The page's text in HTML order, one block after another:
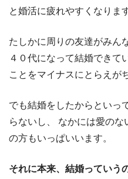
と婚活に疲れやすくなりま
たしかに周りの友達がみん
４０代になって結婚できて
ことをマイナスにとらえが
でも結婚をしたからといっ
らないし、
なかには愛のな
の方もいっぱいいます。
それに本来、結婚っていう